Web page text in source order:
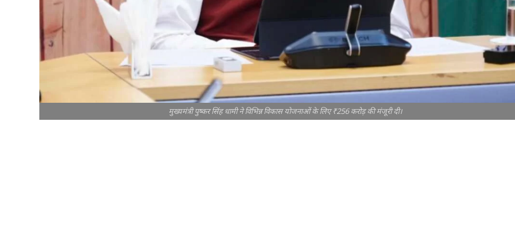
मुख्यमंत्री पुष्कर सिंह धामी ने विभिन्न विकास योजनाओं के लिए ₹256 करोड़ की मंजूरी दी।